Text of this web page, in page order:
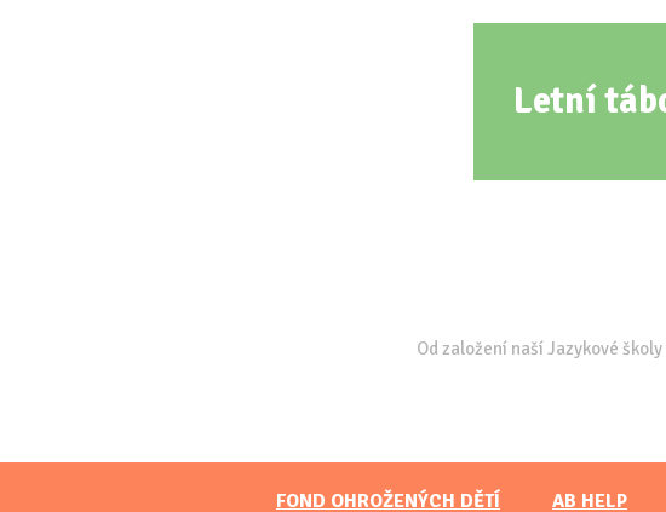
Letní
Od založení naší Jazykové
FOND OHROŽENÝCH DĚTÍ AB HELP